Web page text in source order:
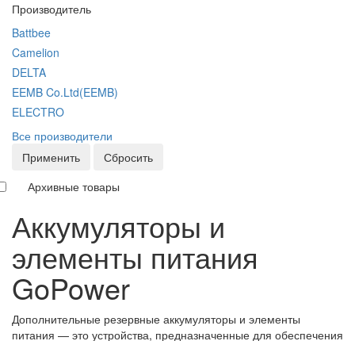
Производитель
Battbee
Camelion
DELTA
EEMB Co.Ltd(EEMB)
ELECTRO
Все производители
Применить
Сбросить
Архивные товары
Аккумуляторы и
элементы питания
GoPower
Дополнительные резервные аккумуляторы и элементы
питания — это устройства, предназначенные для обеспечения